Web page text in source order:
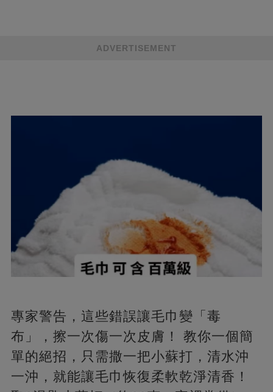
ADVERTISEMENT
專家警告，這些錯誤讓毛巾變「毒
布」，擦一次傷一次皮膚！ 教你一個簡
單的絕招，只需撒一把小蘇打，清水沖
一沖，就能讓毛巾恢復柔軟乾淨清香！